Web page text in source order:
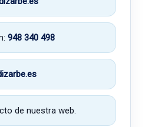
948 340 498
de nuestra web.